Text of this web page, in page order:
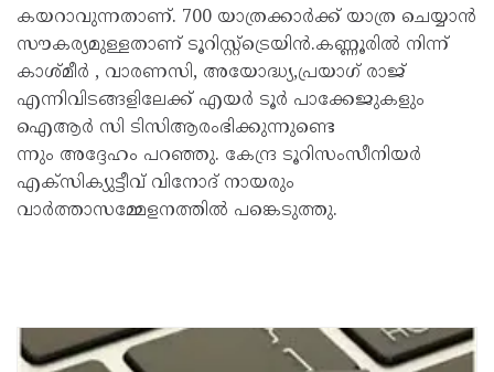
കയറാവുന്നതാണ്. 700 യാത്രക്കാർക്ക് യാത്ര ചെയ്യാൻ
സൗകര്യമുള്ളതാണ് ടൂറിസ്റ്റ്ട്രെയിൻ.കണ്ണൂരിൽ നിന്ന്
കാശ്മീർ , വാരണസി, അയോദ്ധ്യ,പ്രയാഗ് രാജ്
എന്നിവിടങ്ങളിലേക്ക് എയർ ടൂർ പാക്കേജുകളും
ഐആർ സി ടിസിആരംഭിക്കുന്നുണ്ടെ
ന്നും അദ്ദേഹം പറഞ്ഞു. കേന്ദ്ര ടൂറിസംസീനിയർ
എക്സിക്യുട്ടീവ് വിനോദ് നായരും
വാർത്താസമ്മേളനത്തിൽ പങ്കെടുത്തു.